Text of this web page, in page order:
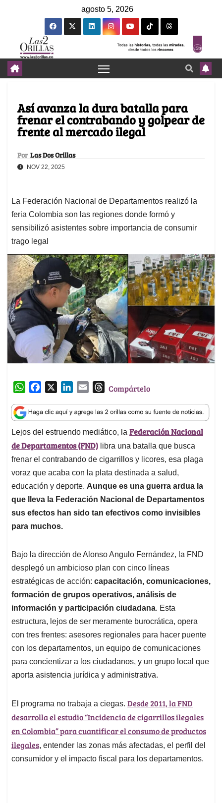
agosto 5, 2026
Así avanza la dura batalla para
frenar el contrabando y golpear de
frente al mercado ilegal
Por Las Dos Orillas
NOV 22, 2025
La Federación Nacional de Departamentos realizó la
feria Colombia son las regiones donde formó y
sensibilizó asistentes sobre importancia de consumir
trago legal
W
a
t
s
A
p
p
c
e
b
o
o
k
n
k
e
d
I
n
a
i
l
T
r
e
a
d
s
Compártelo
Lejos del estruendo mediático, la Federación Nacional
de Departamentos (FND) libra una batalla que busca
frenar el contrabando de cigarrillos y licores, esa plaga
voraz que acaba con la plata destinada a salud,
educación y deporte. Aunque es una guerra ardua la
que lleva la Federación Nacional de Departamentos
sus efectos han sido tan efectivos como invisibles
para muchos.
Bajo la dirección de Alonso Angulo Fernández, la FND
desplegó un ambicioso plan con cinco líneas
estratégicas de acción: capacitación, comunicaciones,
formación de grupos operativos, análisis de
información y participación ciudadana. Esta
estructura, lejos de ser meramente burocrática, opera
con tres frentes: asesores regionales para hacer puente
con los departamentos, un equipo de comunicaciones
para concientizar a los ciudadanos, y un grupo local que
aporta asistencia jurídica y administrativa.
El programa no trabaja a ciegas. Desde 2011, la FND
desarrolla el estudio “Incidencia de cigarrillos ilegales
en Colombia” para cuantificar el consumo de productos
ilegales, entender las zonas más afectadas, el perfil del
consumidor y el impacto fiscal para los departamentos.